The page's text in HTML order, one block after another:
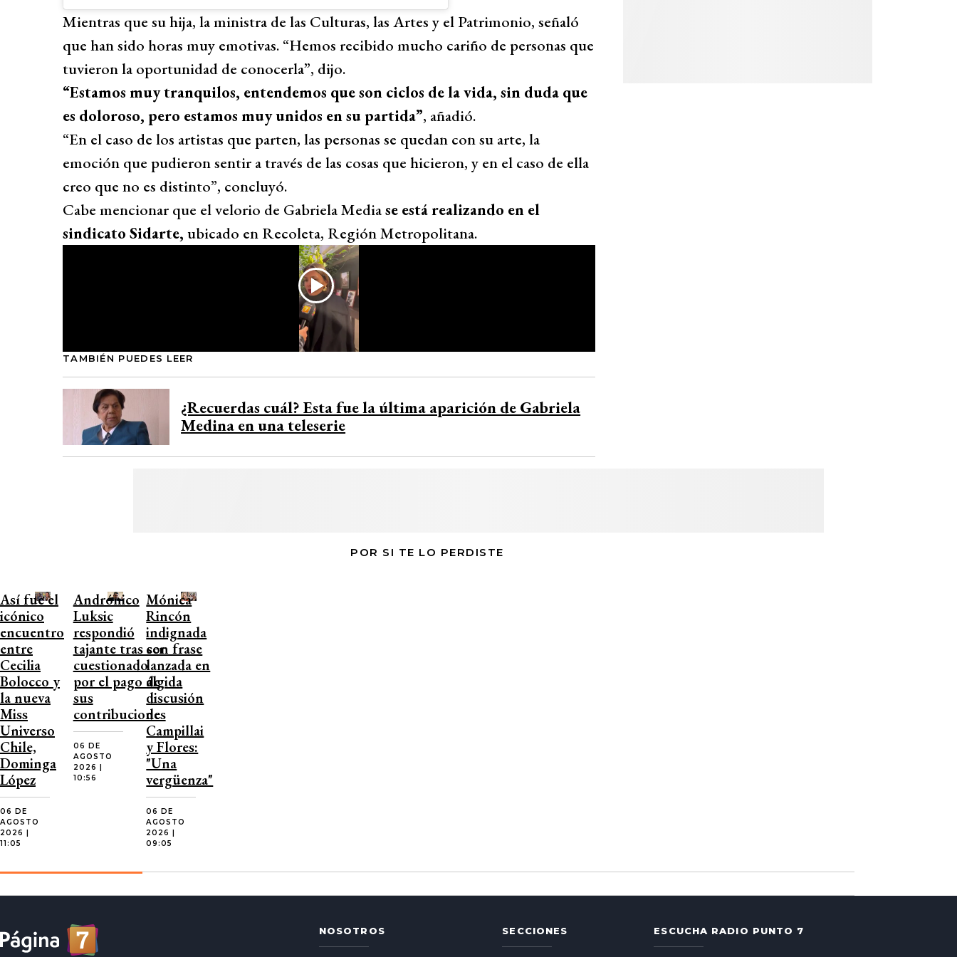
Mientras que su hija, la ministra de las Culturas, las Artes y el Patrimonio, señaló
que han sido horas muy emotivas. “Hemos recibido mucho cariño de personas que
tuvieron la oportunidad de conocerla”, dijo.
“Estamos muy tranquilos, entendemos que son ciclos de la vida, sin duda que
es doloroso, pero estamos muy unidos en su partida”, añadió.
“En el caso de los artistas que parten, las personas se quedan con su arte, la
emoción que pudieron sentir a través de las cosas que hicieron, y en el caso de ella
creo que no es distinto”, concluyó.
Cabe mencionar que el velorio de Gabriela Mediase está realizando en el
sindicato Sidarte, ubicado en Recoleta, Región Metropolitana.
TAMBIÉN PUEDES LEER
¿Recuerdas cuál? Esta fue la última aparición de Gabriela
Medina en una teleserie
POR SI TE LO PERDISTE
Así fue el
icónico
encuentro
entre
Cecilia
Bolocco y
la nueva
Miss
Universo
Chile,
Dominga
López
06 DE
AGOSTO
2026 |
11:05
Andrónico
Luksic
respondió
tajante tras ser
cuestionado
por el pago de
sus
contribuciones
06 DE
AGOSTO
2026 |
10:56
Mónica
Rincón
indignada
con frase
lanzada en
álgida
discusión
de
Campillai
y Flores:
"Una
vergüenza"
06 DE
AGOSTO
2026 |
09:05
NOSOTROS SECCIONES ESCUCHA RADIO PUNTO 7